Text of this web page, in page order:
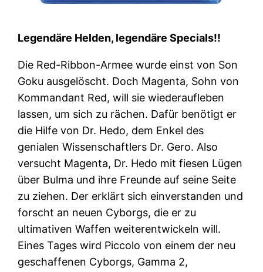
Legendäre Helden, legendäre Specials!!
Die Red-Ribbon-Armee wurde einst von Son
Goku ausgelöscht. Doch Magenta, Sohn von
Kommandant Red, will sie wiederaufleben
lassen, um sich zu rächen. Dafür benötigt er
die Hilfe von Dr. Hedo, dem Enkel des
genialen Wissenschaftlers Dr. Gero. Also
versucht Magenta, Dr. Hedo mit fiesen Lügen
über Bulma und ihre Freunde auf seine Seite
zu ziehen. Der erklärt sich einverstanden und
forscht an neuen Cyborgs, die er zu
ultimativen Waffen weiterentwickeln will.
Eines Tages wird Piccolo von einem der neu
geschaffenen Cyborgs, Gamma 2,